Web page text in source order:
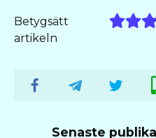
Betygsätt
artikeln
Senaste